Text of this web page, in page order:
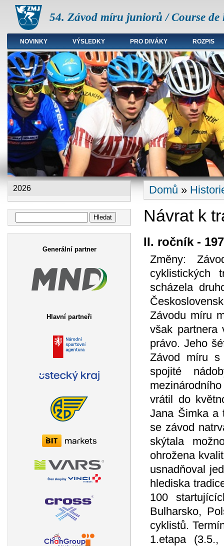
54. Závod míru juniorů / Course
Hlavní menu
NOVINKY VÝSLEDKY PRO DIVÁKY ROZPIS
2026
Vyhledávání
Generální partner
Hlavní partneři
Jste zde
Domů »
Návrat k
II. ročník -
Změny:
cyklistických
scházela
Závodu míru
však partnera
právo. Jeho
Závod míru s
spojité
vrátil do
Jana Šimka a
se závod
skýtala
ohrožena
usnadňoval
hlediska
100
Bulharsko,
cyklistů.
1.etapa